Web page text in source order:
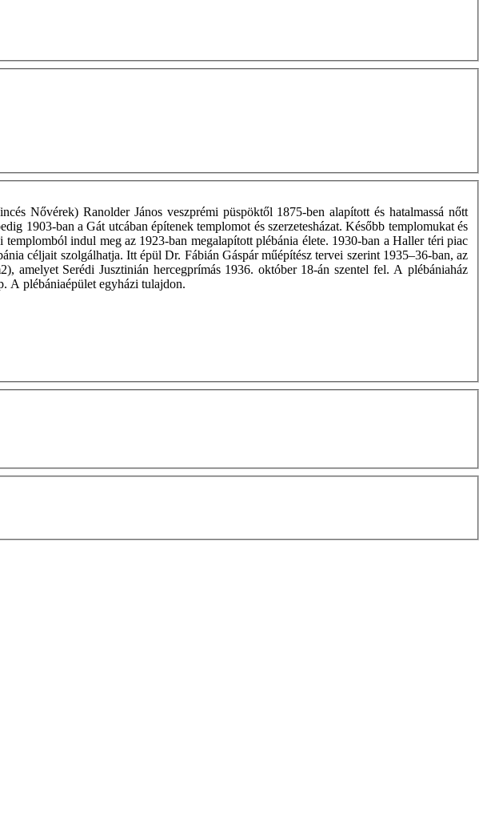
Nővérek) Ranolder János veszprémi püspöktől 1875-ben alapított és hatalmassá nőtt
1903-ban a Gát utcában építenek templomot és szerzetesházat. Később templomukat és
indul meg az 1923-ban megalapított plébánia élete. 1930-ban a Haller téri piac
céljait szolgálhatja. Itt épül Dr. Fábián Gáspár műépítész tervei szerint 1935–36-ban, az
amelyet Serédi Jusztinián hercegprímás 1936. október 18-án szentel fel. A plébániaház
A plébániaépület egyházi tulajdon.